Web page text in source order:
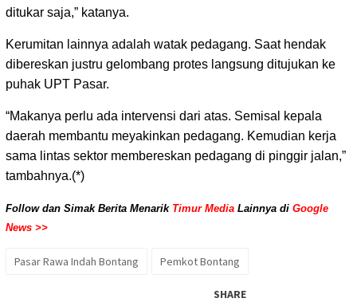
ditukar saja,” katanya.
Kerumitan lainnya adalah watak pedagang. Saat hendak
dibereskan justru gelombang protes langsung ditujukan ke
puhak UPT Pasar.
“Makanya perlu ada intervensi dari atas. Semisal kepala
daerah membantu meyakinkan pedagang. Kemudian kerja
sama lintas sektor membereskan pedagang di pinggir jalan,”
tambahnya.(*)
Follow dan Simak Berita Menarik Timur Media Lainnya di Google
News >>
Pasar Rawa Indah Bontang Pemkot Bontang
SHARE